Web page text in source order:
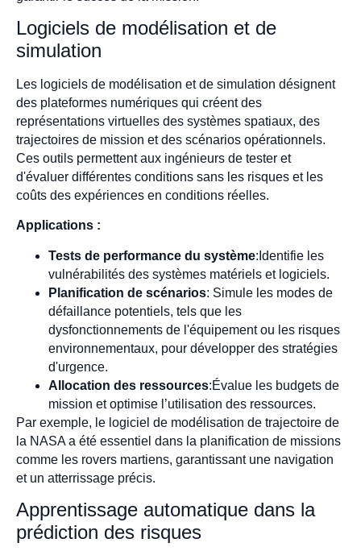
Logiciels de modélisation et de
simulation
Les logiciels de modélisation et de simulation désignent
des plateformes numériques qui créent des
représentations virtuelles des systèmes spatiaux, des
trajectoires de mission et des scénarios opérationnels.
Ces outils permettent aux ingénieurs de tester et
d'évaluer différentes conditions sans les risques et les
coûts des expériences en conditions réelles.
Applications :
Tests de performance du système:Identifie les
vulnérabilités des systèmes matériels et logiciels.
Planification de scénarios: Simule les modes de
défaillance potentiels, tels que les
dysfonctionnements de l'équipement ou les risques
environnementaux, pour développer des stratégies
d'urgence.
Allocation des ressources:Évalue les budgets de
mission et optimise l’utilisation des ressources.
Par exemple, le logiciel de modélisation de trajectoire de
la NASA a été essentiel dans la planification de missions
comme les rovers martiens, garantissant une navigation
et un atterrissage précis.
Apprentissage automatique dans la
prédiction des risques